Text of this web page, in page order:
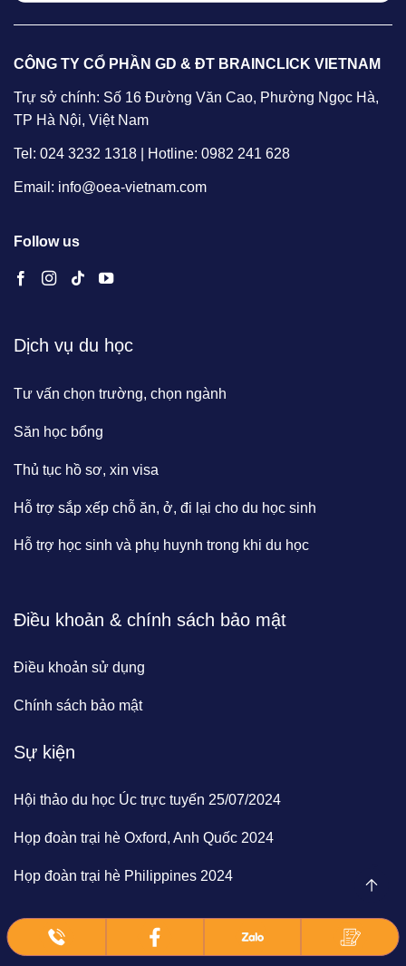
CÔNG TY CỔ PHẦN GD & ĐT BRAINCLICK VIETNAM
Trự sở chính: Số 16 Đường Văn Cao, Phường Ngọc Hà,
TP Hà Nội, Việt Nam
Tel: 024 3232 1318 | Hotline: 0982 241 628
Email: info@oea-vietnam.com
Follow us
Dịch vụ du học
Tư vấn chọn trường, chọn ngành
Săn học bổng
Thủ tục hồ sơ, xin visa
Hỗ trợ sắp xếp chỗ ăn, ở, đi lại cho du học sinh
Hỗ trợ học sinh và phụ huynh trong khi du học
Điều khoản & chính sách bảo mật
Điều khoản sử dụng
Chính sách bảo mật
Sự kiện
Hội thảo du học Úc trực tuyến 25/07/2024
Họp đoàn trại hè Oxford, Anh Quốc 2024
Họp đoàn trại hè Philippines 2024
© 2024 | BrainClick Vietnam